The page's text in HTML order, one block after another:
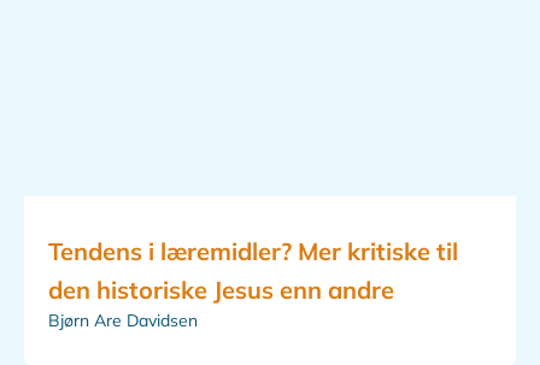
Tendens i læremidler? Mer kritiske til
den historiske Jesus enn andre
Bjørn Are Davidsen